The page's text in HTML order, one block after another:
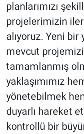
planlarımızı
projelerimizin
alıyoruz. Yeni bir
mevcut
tamamlanmış
yaklaşımımız
yönetebilmek
duyarlı hareket
kontrollü bir